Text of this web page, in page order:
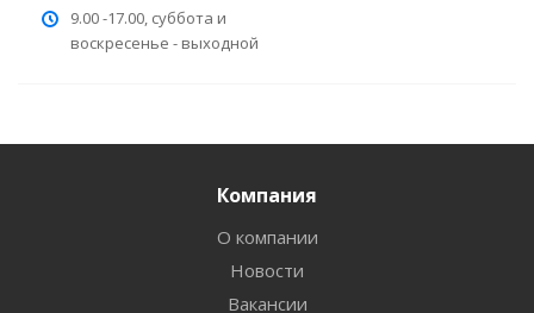
9.00 -17.00, суббота и
воскресенье - выходной
Компания
О компании
Новости
Вакансии